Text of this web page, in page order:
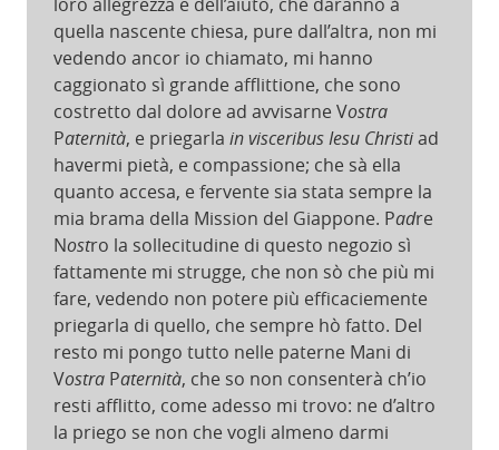
quella nascente chiesa, pure dall’altra, non mi
vedendo ancor io chiamato, mi hanno
caggionato sì grande afflittione, che sono
costretto dal dolore ad avvisarne Vostra
Paternità, e priegarla in visceribus Iesu Christiad
havermi pietà, e compassione; che sà ella
quanto accesa, e fervente sia stata sempre la
mia brama della Mission del Giappone. Padre
Nostro la sollecitudine di questo negozio sì
fattamente mi strugge, che non sò che più mi
fare, vedendo non potere più efficaciemente
priegarla di quello, che sempre hò fatto. Del
resto mi pongo tutto nelle paterne Mani di
Vostra Paternità, che so non consenterà ch’io
resti afflitto, come adesso mi trovo: ne d’altro
la priego se non che vogli almeno darmi